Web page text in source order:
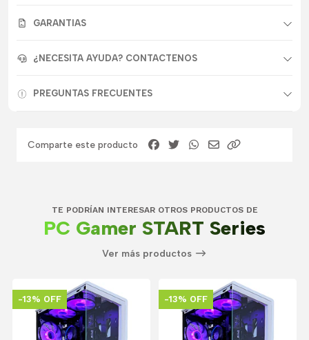
GARANTIAS
¿NECESITA AYUDA? CONTACTENOS
PREGUNTAS FRECUENTES
Comparte este producto
TE PODRÍAN INTERESAR OTROS PRODUCTOS DE
PC Gamer START Series
Ver más productos
-13% OFF -13% OFF